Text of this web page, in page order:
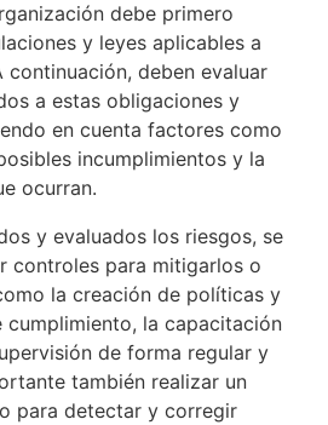
debe primero
y leyes aplicables a
continuación, deben evaluar
a estas obligaciones y
en cuenta factores como
incumplimientos y la
ocurran.
y evaluados los riesgos, se
controles para mitigarlos o
la creación de políticas y
cumplimiento, la capacitación
de forma regular y
también realizar un
para detectar y corregir